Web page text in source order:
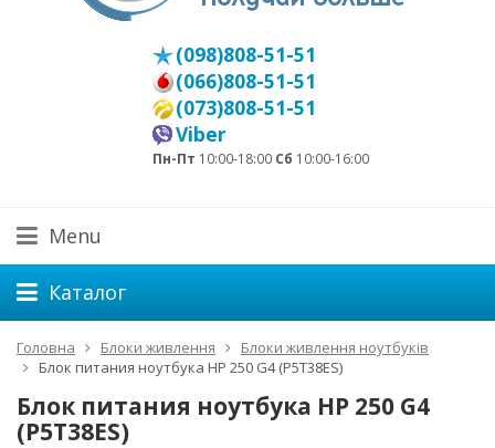
(098)808-51-51
(066)808-51-51
(073)808-51-51
Viber
Пн-Пт 10:00-18:00 Сб 10:00-16:00
Menu
Каталог
Головна Блоки живлення
Блоки живлення ноутбуків
Блок питания ноутбука HP 250 G4 (P5T38ES)
Блок питания ноутбука HP 250 G4
(P5T38ES)